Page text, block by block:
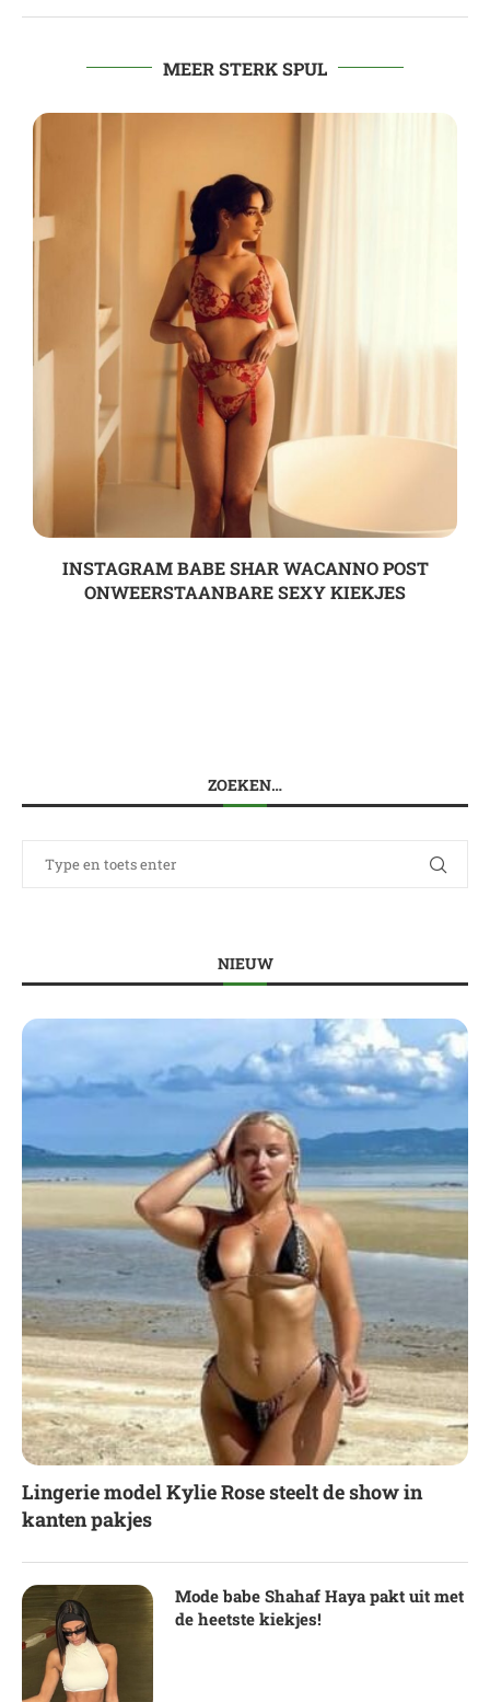
MEER STERK SPUL
INSTAGRAM BABE SHAR WACANNO POST
ONWEERSTAANBARE SEXY KIEKJES
ZOEKEN…
NIEUW
Lingerie model Kylie Rose steelt de show in
kanten pakjes
Mode babe Shahaf Haya pakt uit met
de heetste kiekjes!